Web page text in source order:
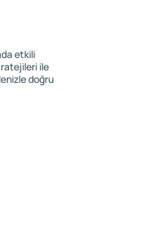
etkili
ile
doğru